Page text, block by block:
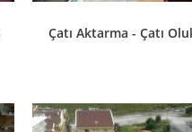
Çatı Aktarma - Çatı